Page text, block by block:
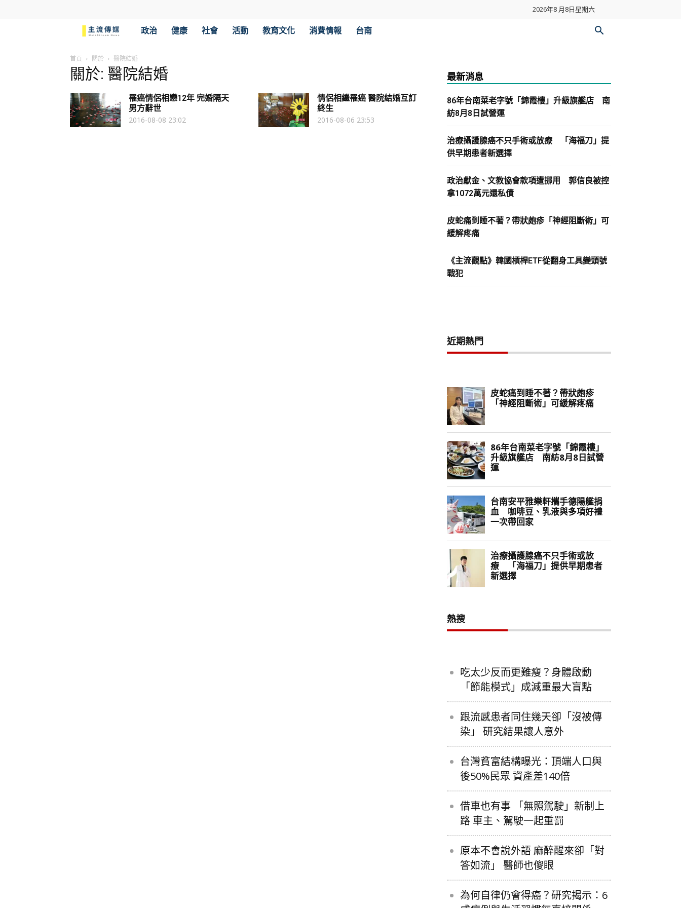
2026年8 月8日星期六
流
傳
媒
政治 健康 社會 活動 教育文化 消費情報 台南
首頁 關於 醫院結婚
關於: 醫院結婚
罹癌情侶相戀12年 完婚隔天
男方辭世
2016-08-08 23:02
情侶相繼罹癌 醫院結婚互訂
終生
2016-08-06 23:53
最新消息
86年台南菜老字號「錦霞樓」升級旗艦店 南
紡8月8日試營運
治療攝護腺癌不只手術或放療 「海福刀」提
供早期患者新選擇
政治獻金、文教協會款項遭挪用 郭信良被控
拿1072萬元還私債
皮蛇痛到睡不著？帶狀皰疹「神經阻斷術」可
緩解疼痛
《主流觀點》韓國槓桿ETF從翻身工具變頭號
戰犯
近期熱門
熱搜
吃太少反而更難瘦？身體啟動
「節能模式」成減重最大盲點
跟流感患者同住幾天卻「沒被傳
染」 研究結果讓人意外
台灣貧富結構曝光：頂端人口與
後50%民眾 資產差140倍
借車也有事 「無照駕駛」新制上
路 車主、駕駛一起重罰
原本不會說外語 麻醉醒來卻「對
答如流」 醫師也傻眼
為何自律仍會得癌？研究揭示：6